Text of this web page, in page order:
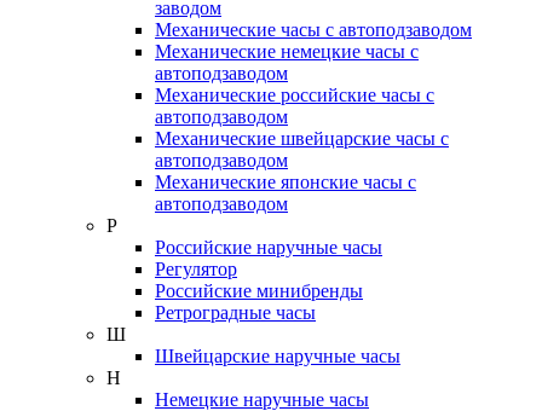
заводом
Механические часы с автоподзаводом
Механические немецкие часы с
автоподзаводом
Механические российские часы с
автоподзаводом
Механические швейцарские часы с
автоподзаводом
Механические японские часы с
автоподзаводом
Р
Российские наручные часы
Регулятор
Российские минибренды
Ретроградные часы
Ш
Швейцарские наручные часы
Н
Немецкие наручные часы